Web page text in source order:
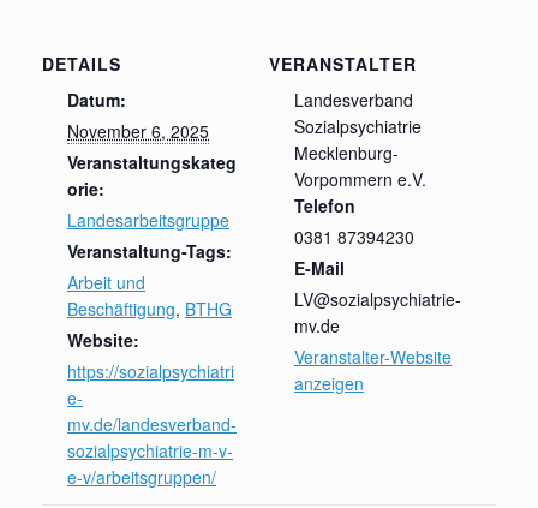
DETAILS
Datum:
November 6, 2025
Veranstaltungskateg
orie:
Landesarbeitsgruppe
Veranstaltung-Tags:
Arbeit und
Beschäftigung, BTHG
Website:
https://sozialpsychiatri
e-
mv.de/landesverband-
sozialpsychiatrie-m-v-
e-v/arbeitsgruppen/
VERANSTALTER
Landesverband
Sozialpsychiatrie
Mecklenburg-
Vorpommern e.V.
Telefon
0381 87394230
E-Mail
LV@sozialpsychiatrie-
mv.de
Veranstalter-Website
anzeigen